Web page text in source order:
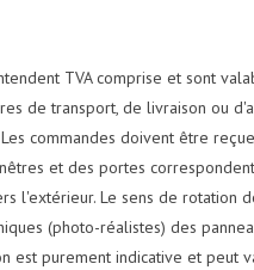
TVA comprise et sont
de transport, de livraison ou
commandes doivent être
et des portes
l'extérieur. Le sens de
(photo-réalistes) des
est purement indicative et